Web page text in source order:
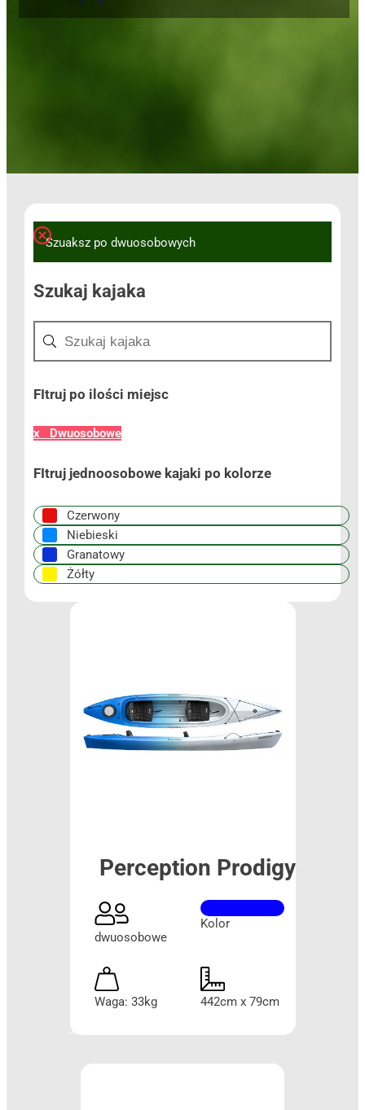
Szuaksz po dwuosobowych
Szukaj kajaka
FItruj po ilości miejsc
x Dwuosobowe
FItruj jednoosobowe kajaki po kolorze
Czerwony
Niebieski
Granatowy
Żółty
Perception Prodigy
dwuosobowe
Kolor
Waga: 33kg
442cm x 79cm